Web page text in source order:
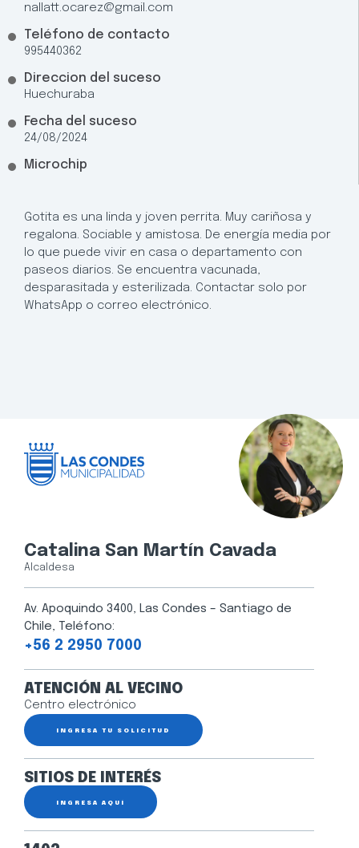
nallatt.ocarez@gmail.com
Teléfono de contacto
995440362
Direccion del suceso
Huechuraba
Fecha del suceso
24/08/2024
Microchip
Gotita es una linda y joven perrita. Muy cariñosa y
regalona. Sociable y amistosa. De energía media por
lo que puede vivir en casa o departamento con
paseos diarios. Se encuentra vacunada,
desparasitada y esterilizada. Contactar solo por
WhatsApp o correo electrónico.
Catalina San Martín Cavada
Alcaldesa
Av. Apoquindo 3400, Las Condes – Santiago de
Chile, Teléfono:
+56 2 2950 7000
ATENCIÓN AL VECINO
Centro electrónico
INGRESA TU SOLICITUD
SITIOS DE INTERÉS
INGRESA AQUÍ